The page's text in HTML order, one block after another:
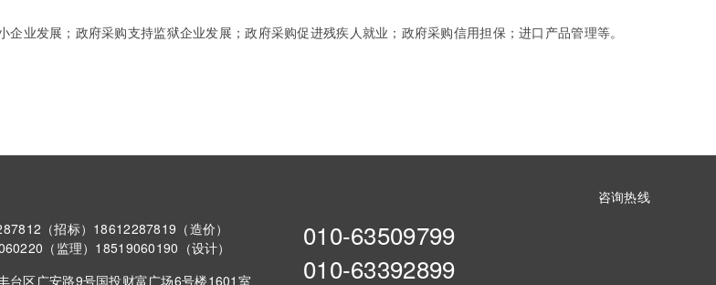
业发展；政府采购支持监狱企业发展；政府采购促进残疾人就业；政府采购信用担保；进口产品管理等。
（招标）18612287819（造价）
（监理）18519060190（设计）
台区广安路9号国投财富广场6号楼1601室
咨询热线
010-63509799
010-63392899